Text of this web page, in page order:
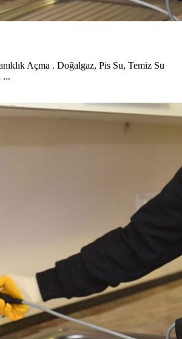
Açma . Doğalgaz, Pis Su, Temiz Su
...